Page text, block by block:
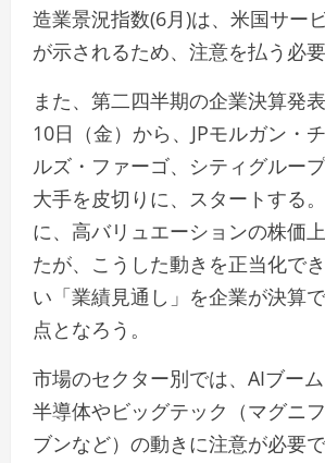
造業景況指数(6月)は、米国サー
が示されるため、注意を払う必要
また、第二四半期の企業決算発
10日（金）から、JPモルガン・
ルズ・ファーゴ、シティグルー
大手を皮切りに、スタートする
に、高バリュエーションの株価
たが、こうした動きを正当化で
い「業績見通し」を企業が決算
点となろう。
市場のセクター別では、AIブー
半導体やビッグテック（マグニ
ブンなど）の動きに注意が必要で